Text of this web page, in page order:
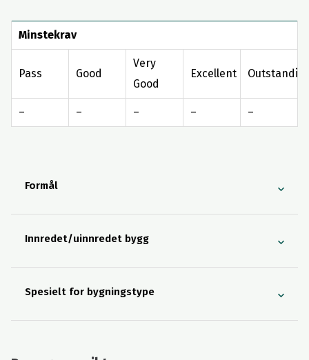
Minstekrav
Pass Good
Very
Good
Excellent
– – – – –
Formål
Innredet/uinnredet bygg
Spesielt for bygningstype